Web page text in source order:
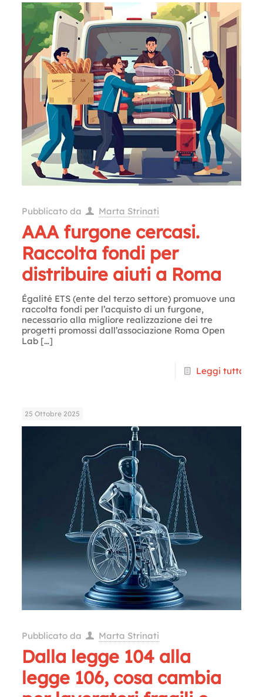
Pubblicato da Marta Strinati
AAA furgone cercasi.
Raccolta fondi per
distribuire aiuti a Roma
Égalité ETS (ente del terzo settore) promuove una
raccolta fondi per l’acquisto di un furgone,
necessario alla migliore realizzazione dei tre
progetti promossi dall’associazione Roma Open
Lab[…]
Leggi tutto
25 Ottobre 2025
Pubblicato da Marta Strinati
Dalla legge 104 alla
legge 106, cosa cambia